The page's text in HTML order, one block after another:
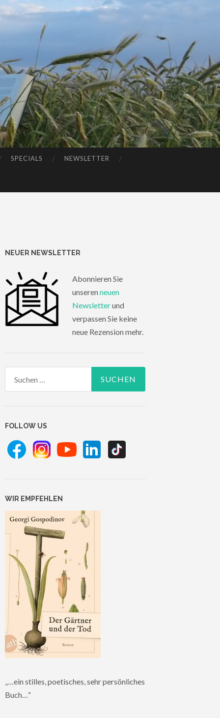
SPECIALS NEWSLETTER
NEUER NEWSLETTER
Abonnieren Sie
unserenneuen
Newsletterund
verpassen Sie keine
neue Rezension mehr.
FOLLOW US
WIR EMPFEHLEN
„…ein stilles, poetisches, sehr persönliches
Buch…“